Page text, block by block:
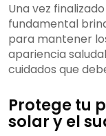
Una vez
fundamental
para mantener
apariencia
cuidados que
Protege tu
solar y el